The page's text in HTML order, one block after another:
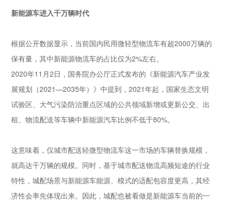
新能源车进入千万辆时代
根据公开数据显示，当前国内民用微轻型物流车有超2000万辆的
保有量，其中新能源物流车的占比仅为2%左右。
2020年11月2日，国务院办公厅正式发布的《新能源汽车产业发
展规划（2021—2035年）》中提到，2021年起，国家生态文明
试验区、大气污染防治重点区域的公共领域新增或更新公交、出
租、物流配送等车辆中新能源汽车比例不低于80%。
这意味着，仅城市配送轻微型物流车这一市场的车辆替换规模，
就高达千万辆的规模。同时，基于城市配送物流高频短途的行业
特性，城配场景与新能源车能源、模式的适配包容度更高，其经
济性会率先体现出来。因此，城配也被看做是新能源车当前的一